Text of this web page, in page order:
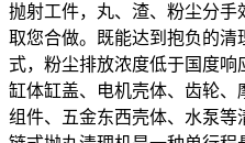
抛射工件，丸、渣、粉尘分手
取您合做。既能达到抱负的清
式，粉尘排放浓度低于国度
缸体缸盖、电机壳体、齿轮
组件、五金东西壳体、水泵